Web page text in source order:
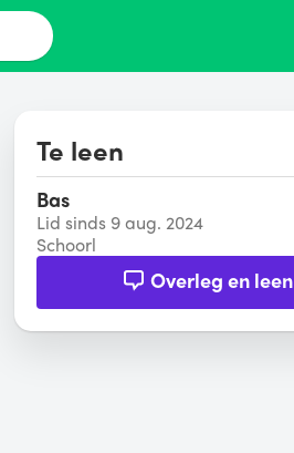
Te leen
Bas
Lid sinds 9 aug. 2024
Schoorl
Overleg en leen